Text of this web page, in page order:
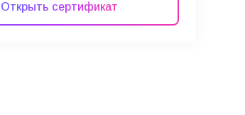
Открыть сертификат